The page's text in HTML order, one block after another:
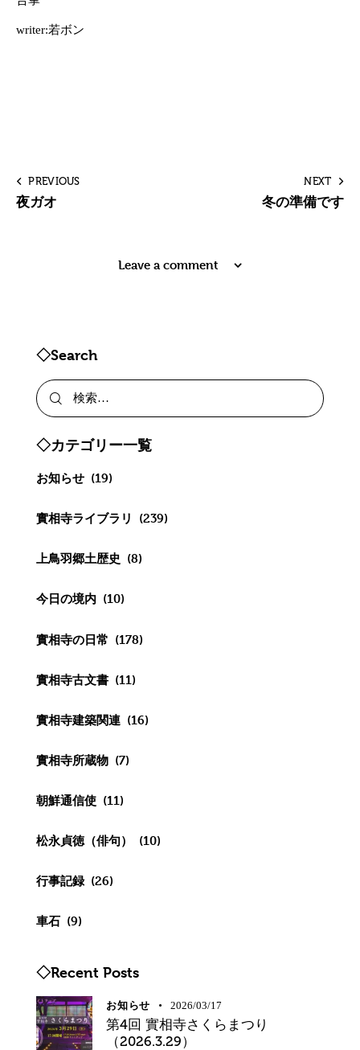
writer:若ボン
PREVIOUS
夜ガオ
NEXT
冬の準備です
Leave a comment
◇Search
◇カテゴリー一覧
お知らせ (19)
實相寺ライブラリ (239)
上鳥羽郷土歴史 (8)
今日の境内 (10)
實相寺の日常 (178)
實相寺古文書 (11)
實相寺建築関連 (16)
實相寺所蔵物 (7)
朝鮮通信使 (11)
松永貞徳（俳句） (10)
行事記録 (26)
車石 (9)
◇Recent Posts
お知らせ 2026/03/17
第4回 實相寺さくらまつり
（2026.3.29）